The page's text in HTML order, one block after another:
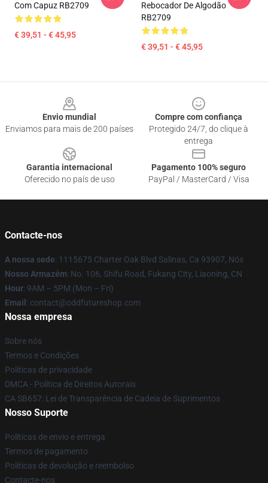
Com Capuz RB2709
€ 39,51 - € 45,95
Rebocador De Algodão
RB2709
€ 39,51 - € 45,95
Envio mundial
Enviamos para mais de 200 países
Compre com confiança
Protegido 24/7, do clique à
entrega
Garantia internacional
Oferecido no país de uso
Pagamento 100% seguro
PayPal / MasterCard / Visa
Contacte-nos
A nossa sede: 1115675 Charter Oak Blvd Salinas, Ca 93907, Nós
Nosso Armazém: No. 106, Shifu Road, Fukang City, Liaoning, CN
Hour: 9AM – 5PM (Mon – Fri)
Email : contact@oddfutureshop.com
Nossa empresa
Sobre nós
Termos e Condições
Políticas de privacidade
DMCA - Política de Direitos Autorais
CA SB657: Lei de Transparência de Cadeia de Suprimentos
Nosso Suporte
Políticas de envio e entrega
Termos de pagamento
Políticas de devolução e reembolso
Contacte-nos